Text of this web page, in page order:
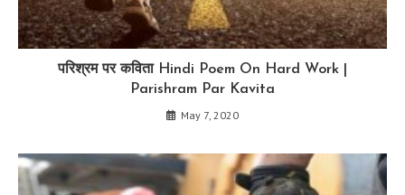
परिश्रम पर कविता Hindi Poem On Hard Work |
Parishram Par Kavita
May 7, 2020